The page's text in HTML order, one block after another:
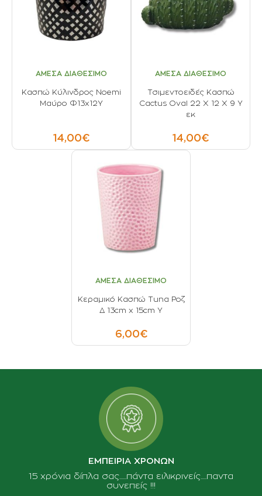
ΑΜΕΣΑ ΔΙΑΘΕΣΙΜΟ
Κασπώ Κύλινδρος Noemi
Μαύρο Φ13x12Υ
14,00€
ΑΜΕΣΑ ΔΙΑΘΕΣΙΜΟ
Tσιμεντοειδές Kασπώ
Cactus Oval 22 Χ 12 Χ 9 Υ
εκ
14,00€
ΑΜΕΣΑ ΔΙΑΘΕΣΙΜΟ
Κεραμικό Κασπώ Tuna Ροζ
Δ 13cm x 15cm Υ
6,00€
ΕΜΠΕΙΡΙΑ ΧΡΟΝΩΝ
15 χρόνια δίπλα σας......πάντα ειλικρινείς.....παντα
συνεπείς !!!